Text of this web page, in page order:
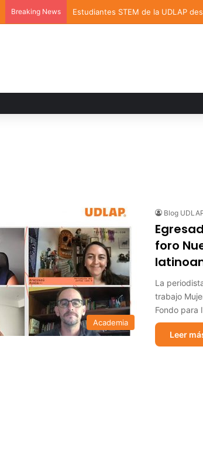
Breaking News Estudiantes STEM de la UDLAP
Academia
Blog
foro
La
trabajo
Fondo para
Leer